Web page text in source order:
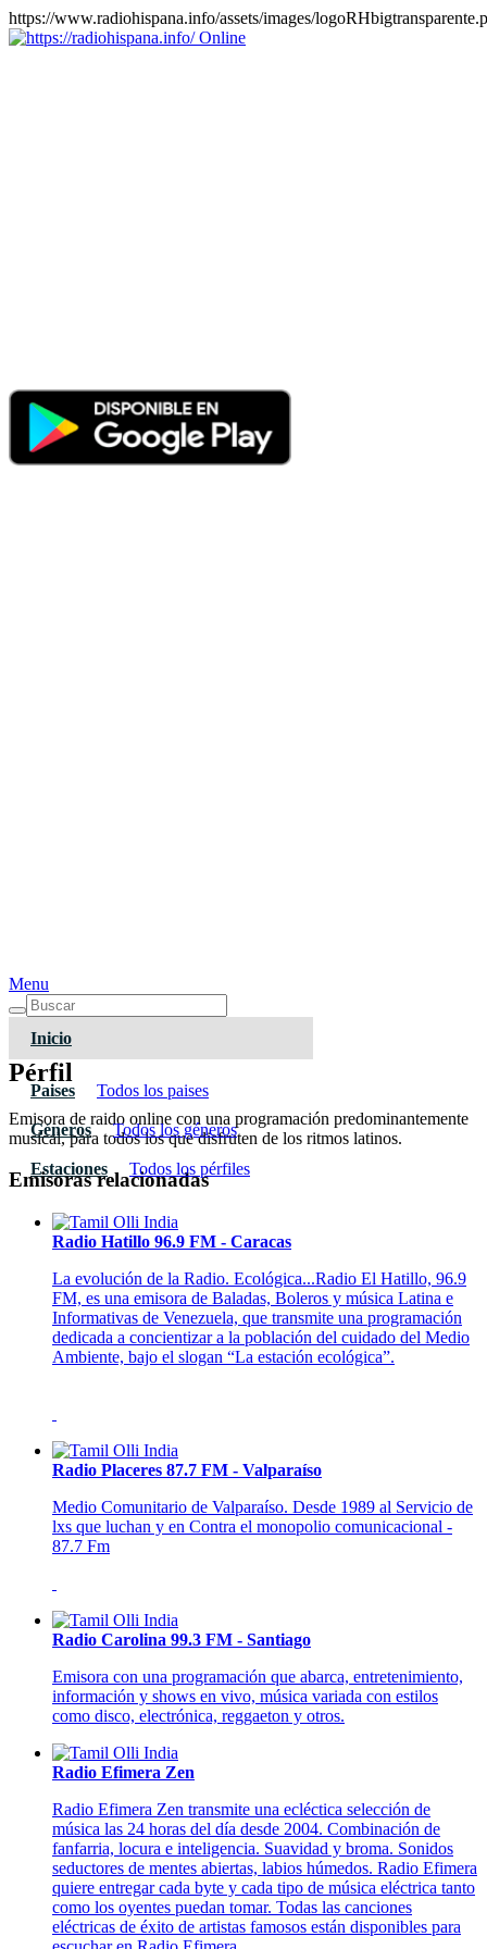
https://www.radiohispana.info/assets/images/
Online
Menu
Inicio
Paises Todos los paises
Géneros Todos los géneros
Estaciones Todos los pérfiles
Pérfil
Emisora de raido online con una programación predominantemente
musical, para todos los que disfruten de los ritmos latinos.
Emisoras relacionadas
Radio Hatillo 96.9 FM - Caracas
La evolución de la Radio. Ecológica...Radio El Hatillo, 96.9
FM, es una emisora de Baladas, Boleros y música Latina e
Informativas de Venezuela, que transmite una programación
dedicada a concientizar a la población del cuidado del Medio
Ambiente, bajo el slogan “La estación ecológica”.
Radio Placeres 87.7 FM - Valparaíso
Medio Comunitario de Valparaíso. Desde 1989 al Servicio de
lxs que luchan y en Contra el monopolio comunicacional -
87.7 Fm
Radio Carolina 99.3 FM - Santiago
Emisora con una programación que abarca, entretenimiento,
información y shows en vivo, música variada con estilos
como disco, electrónica, reggaeton y otros.
Radio Efimera Zen
Radio Efimera Zen transmite una ecléctica selección de
música las 24 horas del día desde 2004. Combinación de
fanfarria, locura e inteligencia. Suavidad y broma. Sonidos
seductores de mentes abiertas, labios húmedos. Radio Efimera
quiere entregar cada byte y cada tipo de música eléctrica tanto
como los oyentes puedan tomar. Todas las canciones
eléctricas de éxito de artistas famosos están disponibles para